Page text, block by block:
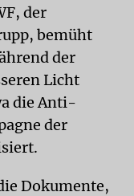
der
bemüht
der
Licht
die Anti-
der
Dokumente,